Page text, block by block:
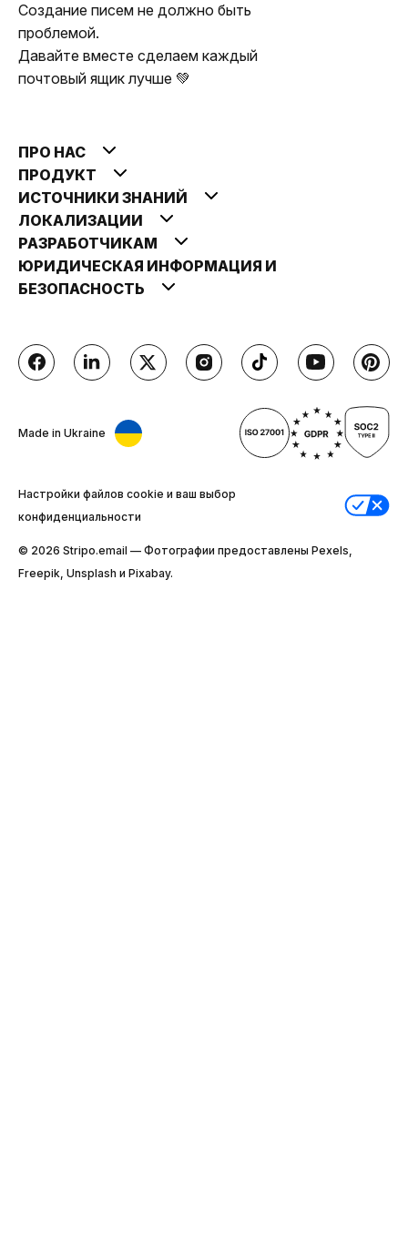
Создание писем не должно быть
проблемой.
Давайте вместе сделаем каждый
почтовый ящик лучше 💚
ПРО НАС
ПРОДУКТ
ИСТОЧНИКИ ЗНАНИЙ
ЛОКАЛИЗАЦИИ
РАЗРАБОТЧИКАМ
ЮРИДИЧЕСКАЯ ИНФОРМАЦИЯ И
БЕЗОПАСНОСТЬ
Made in Ukraine
Настройки файлов cookie и ваш выбор
конфиденциальности
© 2026 Stripо.email — Фотографии предоставлены Pexels,
Freepik, Unsplash и Pixabay.